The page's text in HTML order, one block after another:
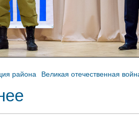
района Великая отечественная